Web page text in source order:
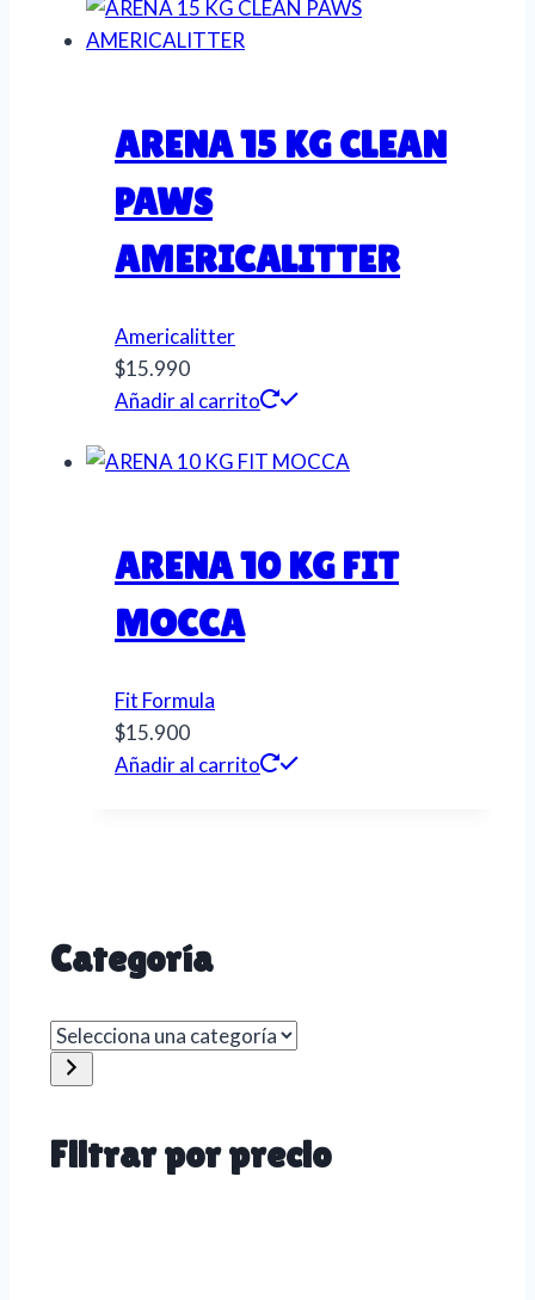
ARENA 15 KG CLEAN
PAWS
AMERICALITTER
Americalitter
$15.990
Añadir al carrito
ARENA 10 KG FIT
MOCCA
Fit Formula
$15.900
Añadir al carrito
Categoría
Selecciona
una
Filtrar por precio